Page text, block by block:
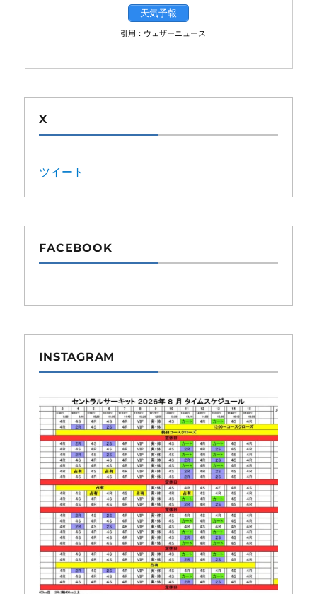
天気予報
引用：ウェザーニュース
X
ツイート
FACEBOOK
INSTAGRAM